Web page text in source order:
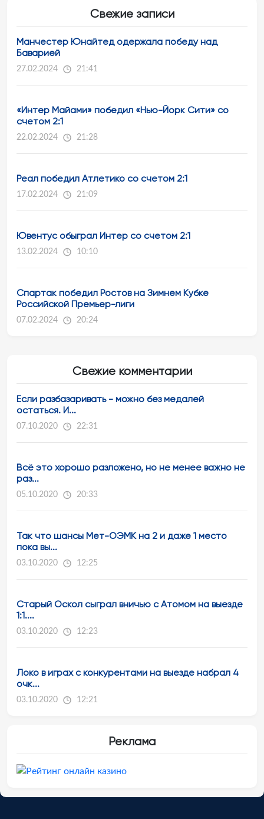
Свежие записи
Манчестер Юнайтед одержала победу над
Баварией
27.02.2024 21:41
«Интер Майами» победил «Нью-Йорк Сити» со
счетом 2:1
22.02.2024 21:28
Реал победил Атлетико со счетом 2:1
17.02.2024 21:09
Ювентус обыграл Интер со счетом 2:1
13.02.2024 10:10
Спартак победил Ростов на Зимнем Кубке
Российской Премьер-лиги
07.02.2024 20:24
Свежие комментарии
Если разбазаривать - можно без медалей
остаться. И...
07.10.2020 22:31
Всё это хорошо разложено, но не менее важно не
раз...
05.10.2020 20:33
Так что шансы Мет-ОЭМК на 2 и даже 1 место
пока вы...
03.10.2020 12:25
Старый Оскол сыграл вничью с Атомом на выезде
1:1....
03.10.2020 12:23
Локо в играх с конкурентами на выезде набрал 4
очк...
03.10.2020 12:21
Реклама